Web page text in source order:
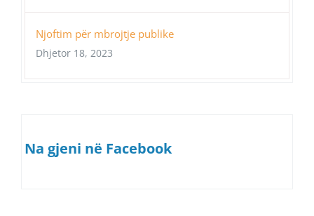
Njoftim për mbrojtje publike
Dhjetor 18, 2023
Na gjeni në Facebook